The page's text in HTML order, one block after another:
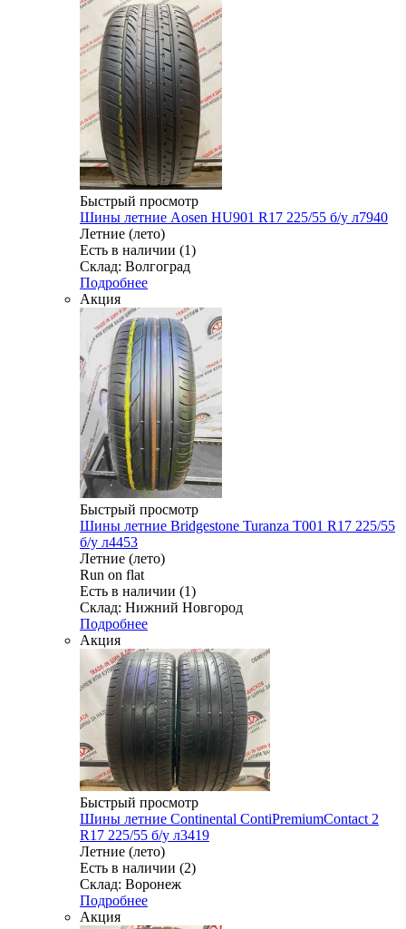
Быстрый просмотр
Шины летние Aosen HU901 R17 225/55 б/у л7940
Летние (лето)
Есть в наличии (1)
Склад: Волгоград
Подробнее
Акция
Быстрый просмотр
Шины летние Bridgestone Turanza T001 R17 225/55
б/у л4453
Летние (лето)
Run on flat
Есть в наличии (1)
Склад: Нижний Новгород
Подробнее
Акция
Быстрый просмотр
Шины летние Continental ContiPremiumContact 2
R17 225/55 б/у л3419
Летние (лето)
Есть в наличии (2)
Склад: Воронеж
Подробнее
Акция